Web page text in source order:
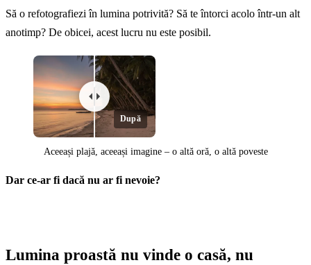
Să o refotografiezi în lumina potrivită? Să te întorci acolo într-un alt
anotimp? De obicei, acest lucru nu este posibil.
După
Aceeași plajă, aceeași imagine – o altă oră, o altă poveste
Dar ce-ar fi dacă nu ar fi nevoie?
Lumina proastă nu vinde o casă, nu